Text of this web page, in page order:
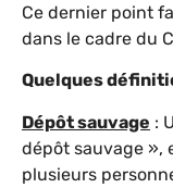
Ce dernier point
dans le cadre du
Quelques
Dépôt sauvage :
dépôt sauvage »,
plusieurs